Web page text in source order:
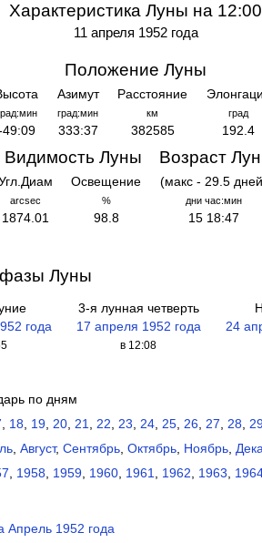
Характеристика Луны на 12:00
11 апреля 1952 года
Положение Луны
49:09
Азимут
град:мин
333:37
Расстояние
км
382585
град
192.4
Видимость Луны
arcsec
1874.01
Освещение
%
98.8
Возраст
(макс - 29.5
дни час:мин
15 18:47
Луны
года
3-я лунная четверть
17 апреля 1952 года
в 12:08
24
по дням
, 18, 19, 20, 21, 22, 23, 24, 25, 26, 27, 28,
, Август, Сентябрь, Октябрь, Ноябрь,
1958 1959 1960 1961 1962 1963
Апрель 1952 года